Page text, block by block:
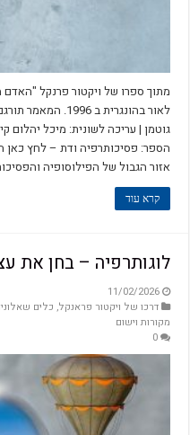
מתוך ספרו של ויקטור פרנקל
לאור בהונגרית ב
גוטמן | עריכה לשונית: מיכל יהלום
הספר: פסיכותרפיה ודת – לחץ
אזור הגבול של הפילוסופיה
קרא עוד
לוגותרפיה – בחן את
11/02/2026
דרכו של ויקטור פראנקל, כלים
מקורות וישום
0